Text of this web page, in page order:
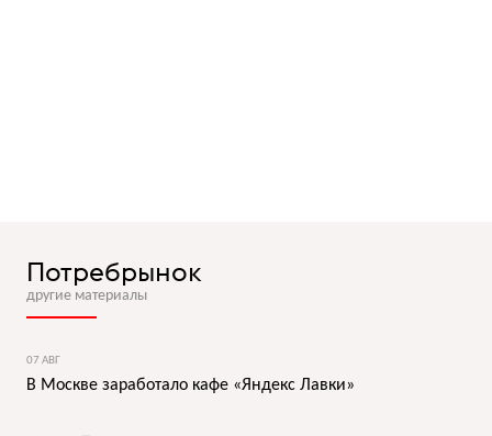
Потребрынок
другие материалы
07 АВГ
В Москве заработало кафе «Яндекс Лавки»